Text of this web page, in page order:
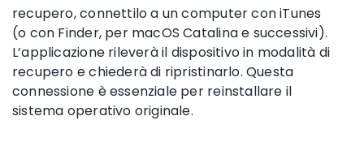
recupero, connettilo a un computer con iTunes
(o con Finder, per macOS Catalina e successivi).
L’applicazione rileverà il dispositivo in modalità di
recupero e chiederà di ripristinarlo. Questa
connessione è essenziale per reinstallare il
sistema operativo originale.